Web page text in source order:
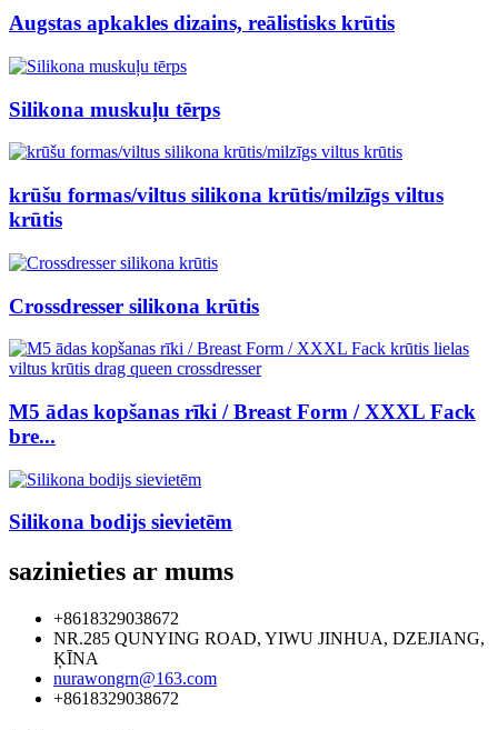
Augstas apkakles dizains, reālistisks krūtis
Silikona muskuļu tērps
krūšu formas/viltus silikona krūtis/milzīgs viltus
krūtis
Crossdresser silikona krūtis
M5 ādas kopšanas rīki / Breast Form / XXXL Fack
bre...
Silikona bodijs sievietēm
sazinieties ar mums
+8618329038672
NR.285 QUNYING ROAD, YIWU JINHUA, DZEJIANG,
ĶĪNA
nurawongrn@163.com
+8618329038672